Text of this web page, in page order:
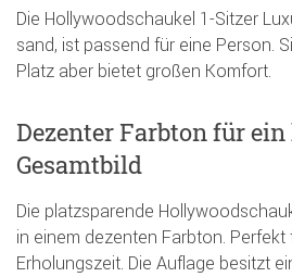
Die Hollywoodschaukel 1-Sitzer
sand, ist passend für eine Person.
Platz aber bietet großen Komfort.
Dezenter Farbton für
Gesamtbild
Die platzsparende
in einem dezenten Farbton.
Erholungszeit. Die Auflage besitzt